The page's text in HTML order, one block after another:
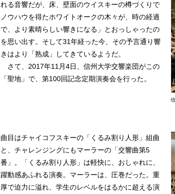
れる音響だが、床、壁面のウイスキーの樽づくりで
ノウハウを得たホワイトオークの木々が、時の経過
で、より素晴らしい響きになる」とおっしゃったの
を思い出す。そして31年経った今、その予言通り響
きはより「熟成」してきているようだ。
さて、2017年11月4日、信州大学交響楽団がこの
「聖地」で、第100回記念定期演奏会を行った。
曲目はチャイコフスキーの「くるみ割り人形」組曲
と、チャレンジングにもマーラーの「交響曲第5
番」。「くるみ割り人形」は軽快に、おしゃれに、
躍動感あふれる演奏。マーラーは、圧巻だった。重
厚で迫力に溢れ、学生のレベルをはるかに超える演